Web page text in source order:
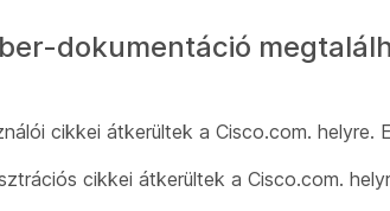
dokumentáció
cikkei átkerültek a Cisco.com.
cikkei átkerültek a Cisco.com.